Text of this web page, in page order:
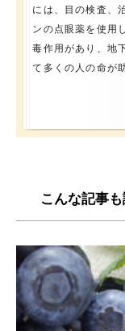
には、目の検査、
ンの点眼薬を使用
毒作用があり、地
て多くの人の命が
こんな記事